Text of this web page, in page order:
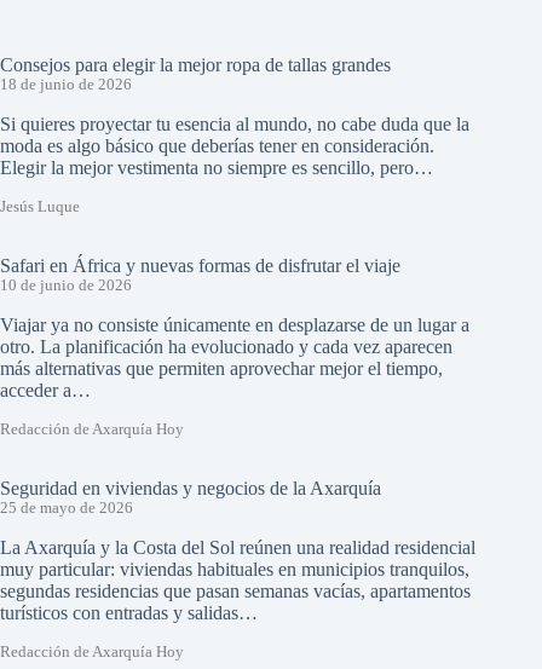
Consejos para elegir la mejor ropa de tallas grandes
18 de junio de 2026
Si quieres proyectar tu esencia al mundo, no cabe duda que la
moda es algo básico que deberías tener en consideración.
Elegir la mejor vestimenta no siempre es sencillo, pero…
Jesús Luque
Safari en África y nuevas formas de disfrutar el viaje
10 de junio de 2026
Viajar ya no consiste únicamente en desplazarse de un lugar a
otro. La planificación ha evolucionado y cada vez aparecen
más alternativas que permiten aprovechar mejor el tiempo,
acceder a…
Redacción de Axarquía Hoy
Seguridad en viviendas y negocios de la Axarquía
25 de mayo de 2026
La Axarquía y la Costa del Sol reúnen una realidad residencial
muy particular: viviendas habituales en municipios tranquilos,
segundas residencias que pasan semanas vacías, apartamentos
turísticos con entradas y salidas…
Redacción de Axarquía Hoy